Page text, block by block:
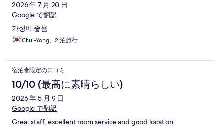
2026 年 7 月 20 日
Google で翻訳
가성비 좋음
Chul-Yong、2 泊旅行
宿泊者限定の口コミ
10/10 (最高に素晴らしい)
2026 年 5 月 9 日
Google で翻訳
Great staff, excellent room service and good location.